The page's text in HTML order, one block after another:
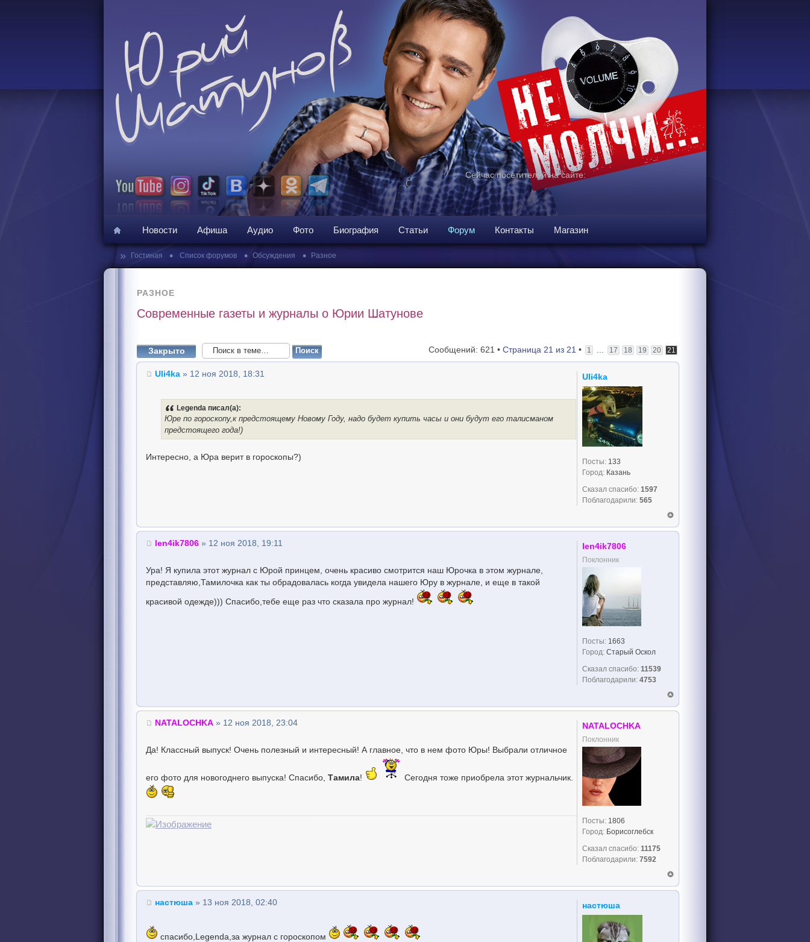
Сейчас посетителей на сайте:
Новости Афиша Аудио Фото Биография Статьи Форум Контакты Магазин
» Гостиная • Список форумов • Обсуждения • Разное
РАЗНОЕ
Современные газеты и журналы о Юрии Шатунове
Закрыто Сообщений: 621 • Страница 21 из 21 • 1 ... 17 18 19 20 21
Uli4ka » 12 ноя 2018, 18:31
Legenda писал(а):
Юре по гороскопу,к предстоящему Новому Году, надо будет купить часы и они будут его талисманом
предстоящего года!)
Интересно, а Юра верит в гороскопы?)
Uli4ka
Посты: 133
Город: Казань
Сказал спасибо: 1597
Поблагодарили: 565
len4ik7806 » 12 ноя 2018, 19:11
Ура! Я купила этот журнал с Юрой принцем, очень красиво смотрится наш Юрочка в этом журнале,
представляю,Тамилочка как ты обрадовалась когда увидела нашего Юру в журнале, и еще в такой
красивой одежде))) Спасибо,тебе еще раз что сказала про журнал!
len4ik7806
Поклонник
Посты: 1663
Город: Старый Оскол
Сказал спасибо: 11539
Поблагодарили: 4753
NATALOCHKA » 12 ноя 2018, 23:04
Да! Классный выпуск! Очень полезный и интересный! А главное, что в нем фото Юры! Выбрали отличное
его фото для новогоднего выпуска! Спасибо, Тамила! Сегодня тоже приобрела этот журнальчик.
NATALOCHKA
Поклонник
Посты: 1806
Город: Борисоглебск
Сказал спасибо: 11175
Поблагодарили: 7592
настюша » 13 ноя 2018, 02:40
спасибо,Legenda,за журнал с гороскопом
настюша